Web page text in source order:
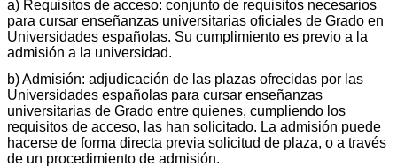
a) Requisitos de acceso: conjunto de requisitos necesarios
para cursar enseñanzas universitarias oficiales de Grado en
Universidades españolas. Su cumplimiento es previo a la
admisión a la universidad.
b) Admisión: adjudicación de las plazas ofrecidas por las
Universidades españolas para cursar enseñanzas
universitarias de Grado entre quienes, cumpliendo los
requisitos de acceso, las han solicitado. La admisión puede
hacerse de forma directa previa solicitud de plaza, o a través
de un procedimiento de admisión.